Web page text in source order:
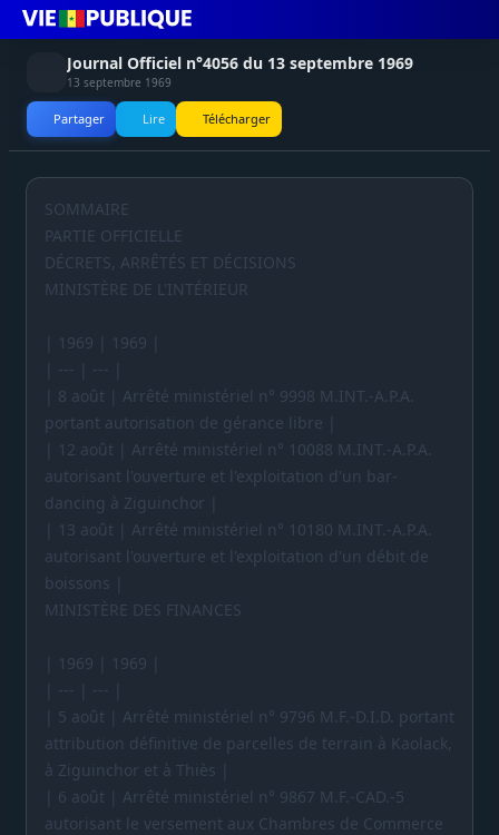
Journal Officiel n°4056 du 13 septembre 1969
13 septembre 1969
Partager Lire Télécharger
SOMMAIRE
PARTIE OFFICIELLE
DÉCRETS, ARRÊTÉS ET DÉCISIONS
MINISTÈRE DE L'INTÉRIEUR
| 1969 | 1969 |
| --- | --- |
| 8 août | Arrêté ministériel n° 9998 M.INT.-A.P.A.
portant autorisation de gérance libre |
| 12 août | Arrêté ministériel n° 10088 M.INT.-A.P.A.
autorisant l'ouverture et l'exploitation d'un bar-
dancing à Ziguinchor |
| 13 août | Arrêté ministériel n° 10180 M.INT.-A.P.A.
autorisant l'ouverture et l'exploitation d'un débit de
boissons |
MINISTÈRE DES FINANCES
| 1969 | 1969 |
| --- | --- |
| 5 août | Arrêté ministériel n° 9796 M.F.-D.I.D. portant
attribution définitive de parcelles de terrain à Kaolack,
à Ziguinchor et à Thiès |
| 6 août | Arrêté ministériel n° 9867 M.F.-CAD.-5
autorisant le versement aux Chambres de Commerce